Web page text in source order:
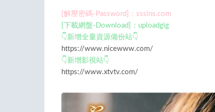
[解壓密碼-Password]：sssins.com
[下載網盤-Download]：uploadgig
👇新增全量資源備份站👇
https://www.nicewww.com/
👇新增影視站👇
https://www.xtvtv.com/